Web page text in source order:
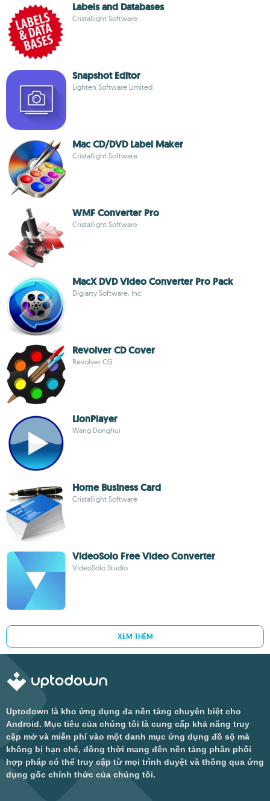
Labels and Databases
Cristallight Software
Snapshot Editor
Lighten Software Limited
Mac CD/DVD Label Maker
Cristallight Software
WMF Converter Pro
Cristallight Software
MacX DVD Video Converter Pro Pack
Digiarty Software, Inc
Revolver CD Cover
Revolver CG
LionPlayer
Wang Donghui
Home Business Card
Cristallight Software
VideoSolo Free Video Converter
VideoSolo Studio
XEM THÊM
Uptodown là kho ứng dụng đa nền tảng chuyên biệt cho
Android. Mục tiêu của chúng tôi là cung cấp khả năng truy
cập mở và miễn phí vào một danh mục ứng dụng đồ sộ mà
không bị hạn chế, đồng thời mang đến nền tảng phân phối
hợp pháp có thể truy cập từ mọi trình duyệt và thông qua ứng
dụng gốc chính thức của chúng tôi.